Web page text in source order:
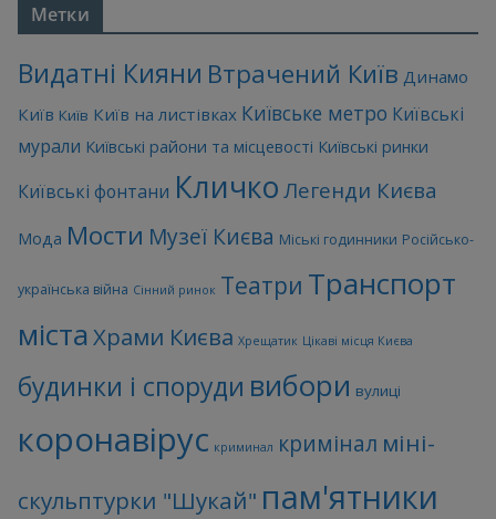
Метки
Видатні Кияни Втрачений Київ Динамо
Київ Київ Київ на листівках Київське метро Київські
мурали Київські райони та місцевості Київські ринки
Київські фонтани Кличко Легенди Києва
Мода Мости Музеї Києва Міські годинники Російсько-
українська війна Сінний ринок Театри Транспорт
міста Храми Києва Хрещатик Цікаві місця Києва
будинки і споруди вибори вулиці
коронавірус криминал кримінал міні-
скульптурки "Шукай" пам'ятники